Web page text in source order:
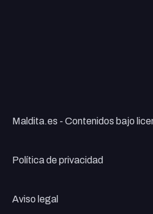
Maldita.es - Contenidos bajo
Política de privacidad
Aviso legal